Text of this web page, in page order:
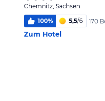
Chemnitz, Sachsen
100% 5,5/6 170
Zum Hotel